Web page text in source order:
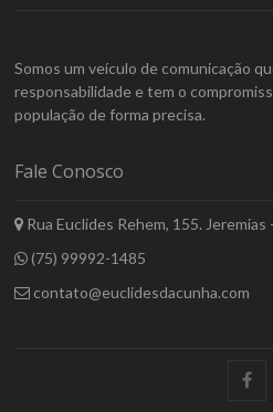
Somos um veículo de comunicação
responsabilidade e tem o
população de forma precisa.
Fale Conosco
Rua Euclides Rehem, 155.
(75) 99992-1485
contato@euclidesdacunha.com